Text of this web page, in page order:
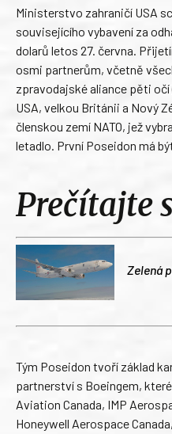
Ministerstvo zahraničí USA
souvisejícího vybavení za
dolarů letos 27. června.
osmi partnerům, včetně
zpravodajské aliance pěti
USA, velkou Británii a Nový
členskou zemí NATO, jež
letadlo. První Poseidon má
Prečítajte
Zelená
Tým Poseidon tvoří základ
partnerství s Boeingem,
Aviation Canada, IMP
Honeywell Aerospace